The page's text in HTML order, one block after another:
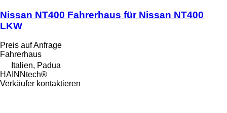
Nissan NT400 Fahrerhaus für Nissan NT400
LKW
Preis auf Anfrage
Fahrerhaus
Italien, Padua
HAINNtech®
Verkäufer kontaktieren